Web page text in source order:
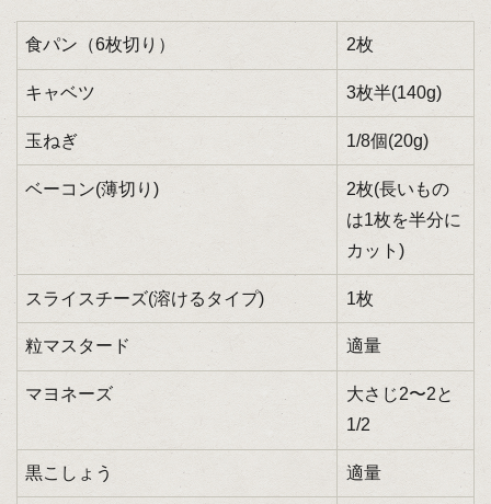
食パン（6枚切り） 2枚
キャベツ 3枚半(140g)
玉ねぎ 1/8個(20g)
ベーコン(薄切り)
2枚(長いもの
は1枚を半分に
カット)
スライスチーズ(溶けるタイプ) 1枚
粒マスタード 適量
マヨネーズ
大さじ2〜2と
1/2
黒こしょう 適量